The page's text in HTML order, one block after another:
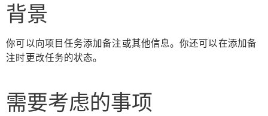
背景
你可以向项目任务添加备注或其他信息。你还可以在添加备
注时更改任务的状态。
需要考虑的事项